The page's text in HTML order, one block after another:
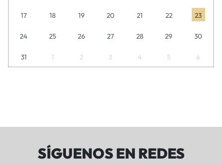
17 18 19 20 21 22 23
24 25 26 27 28 29 30
31 1 2 3 4 5 6
SÍGUENOS EN REDES